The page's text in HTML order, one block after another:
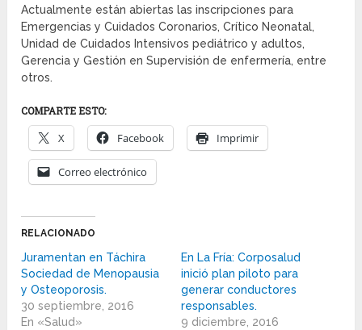
Actualmente están abiertas las inscripciones para
Emergencias y Cuidados Coronarios, Crítico Neonatal,
Unidad de Cuidados Intensivos pediátrico y adultos,
Gerencia y Gestión en Supervisión de enfermería, entre
otros.
COMPARTE ESTO:
X Facebook Imprimir
Correo electrónico
RELACIONADO
Juramentan en Táchira
Sociedad de Menopausia
y Osteoporosis.
30 septiembre, 2016
En «Salud»
En La Fría: Corposalud
inició plan piloto para
generar conductores
responsables.
9 diciembre, 2016